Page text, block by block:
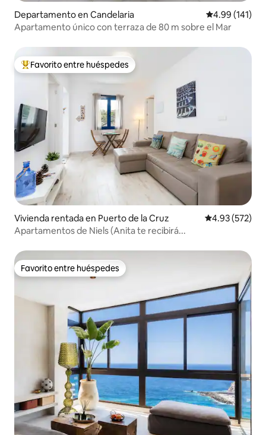
Departamento en Candelaria Calificación
4.99 (141)
Apartamento único con terraza de 80 m sobre el Mar
De los mejores en Favorito entre huéspedes
Favorito entre huéspedes
Vivienda rentada en Puerto de la Cruz Calificación
4.93 (572)
Apartamentos de Niels (Anita te recibirá...
Favorito entre huéspedes
Favorito entre huéspedes